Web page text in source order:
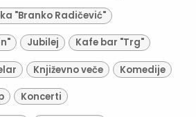
"Branko Radičević"
Jubilej Kafe bar "Trg"
Književno veče Komedije
Koncerti